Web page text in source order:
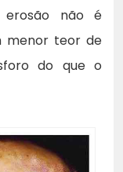
erosão não é
menor teor de
do que o